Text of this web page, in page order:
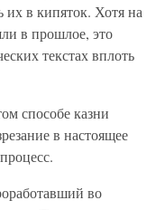
их в кипяток. Хотя на
в прошлое, это
текстах вплоть
способе казни
в настоящее
во